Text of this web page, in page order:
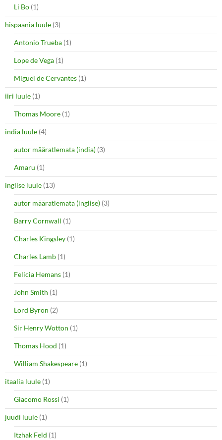
Li Bo (1)
hispaania luule (3)
Antonio Trueba (1)
Lope de Vega (1)
Miguel de Cervantes (1)
iiri luule (1)
Thomas Moore (1)
india luule (4)
autor määratlemata (india) (3)
Amaru (1)
inglise luule (13)
autor määratlemata (inglise) (3)
Barry Cornwall (1)
Charles Kingsley (1)
Charles Lamb (1)
Felicia Hemans (1)
John Smith (1)
Lord Byron (2)
Sir Henry Wotton (1)
Thomas Hood (1)
William Shakespeare (1)
itaalia luule (1)
Giacomo Rossi (1)
juudi luule (1)
Itzhak Feld (1)